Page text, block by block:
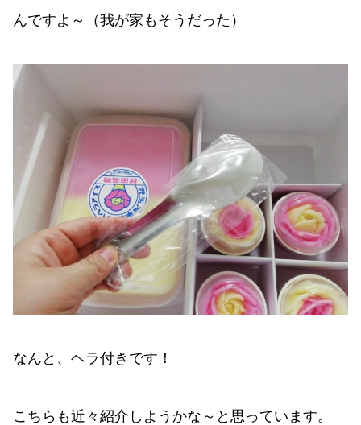
んですよ～（我が家もそうだった）
なんと、ヘラ付きです！
こちらも近々紹介しようかな～と思っています。